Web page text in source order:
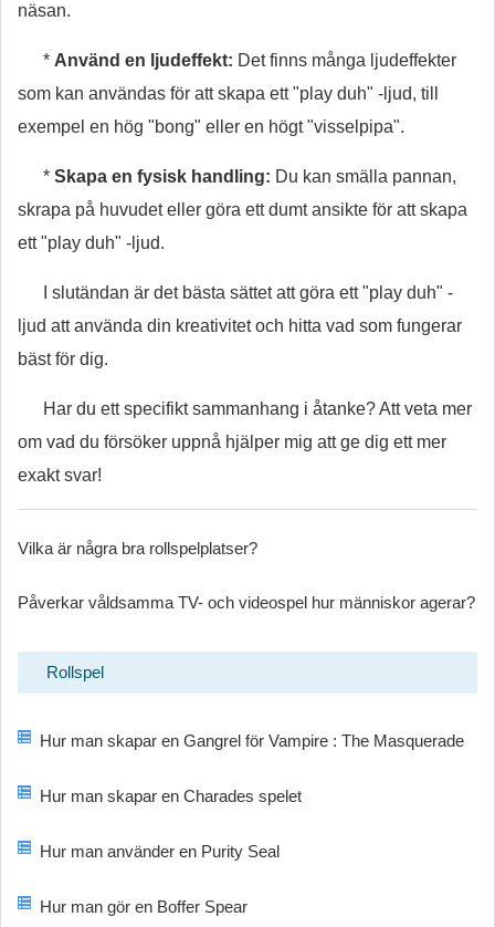
näsan.
* Använd en ljudeffekt: Det finns många ljudeffekter
som kan användas för att skapa ett "play duh" -ljud, till
exempel en hög "bong" eller en högt "visselpipa".
* Skapa en fysisk handling: Du kan smälla pannan,
skrapa på huvudet eller göra ett dumt ansikte för att skapa
ett "play duh" -ljud.
I slutändan är det bästa sättet att göra ett "play duh" -
ljud att använda din kreativitet och hitta vad som fungerar
bäst för dig.
Har du ett specifikt sammanhang i åtanke? Att veta mer
om vad du försöker uppnå hjälper mig att ge dig ett mer
exakt svar!
Vilka är några bra rollspelplatser?
Påverkar våldsamma TV- och videospel hur människor agerar?
Rollspel
Hur man skapar en Gangrel för Vampire : The Masquerade
Hur man skapar en Charades spelet
Hur man använder en Purity Seal
Hur man gör en Boffer Spear